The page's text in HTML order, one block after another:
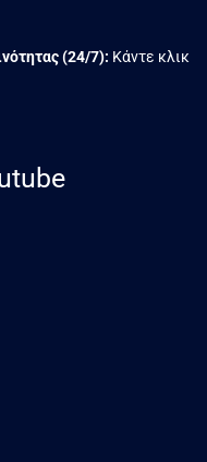
(24/7): Κάντε κλικ